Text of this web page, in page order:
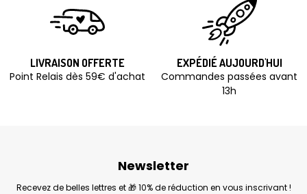
LIVRAISON OFFERTE
Point Relais dès 59€ d'achat
EXPÉDIÉ AUJOURD'HUI
Commandes passées avant
13h
Newsletter
Recevez de belles lettres et 🎁 10% de réduction en vous inscrivant !